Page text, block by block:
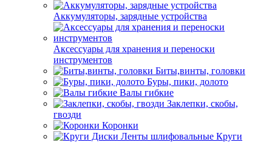
Аккумуляторы, зарядные устройства
Аксессуары для хранения и переноски
инструментов
Биты,винты, головки
Буры, пики, долото
Валы гибкие
Заклепки, скобы,
гвозди
Коронки
Круги